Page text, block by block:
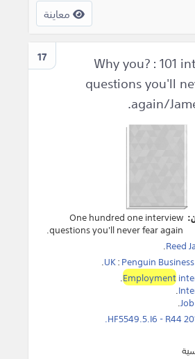
معاينة
17
Why you? : 101
questions you'll
again/
One hundred one interview
questions you'll never fear again.
Reed
.
UK:Penguin Business
.
Employment
.
.
.
HF5549.5.I6 - R44